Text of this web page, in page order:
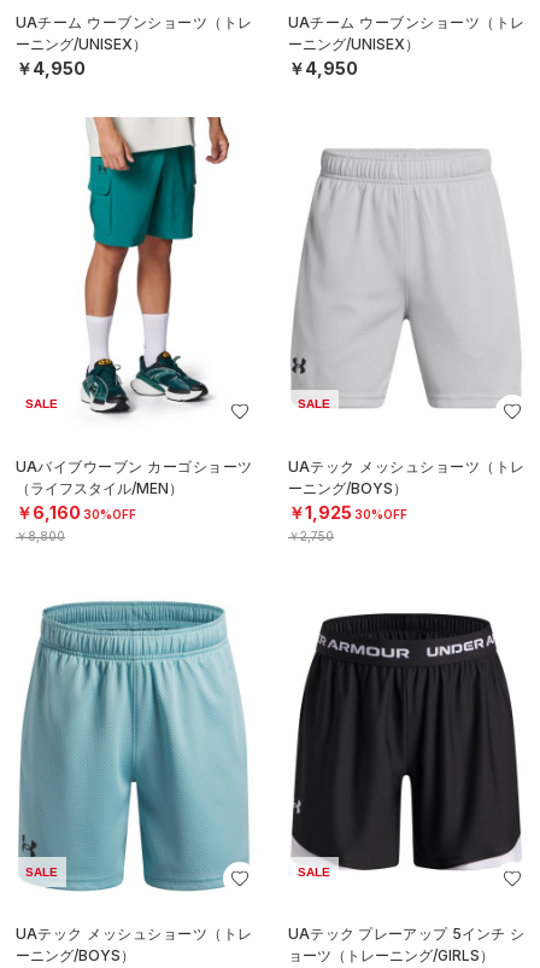
UAチーム ウーブンショーツ（トレ
ーニング/UNISEX）
￥4,950
UAチーム ウーブンショーツ（トレ
ーニング/UNISEX）
￥4,950
SALE
UAバイブウーブン カーゴショーツ
（ライフスタイル/MEN）
￥6,160 30%OFF
￥8,800
SALE
UAテック メッシュショーツ（トレ
ーニング/BOYS）
￥1,925 30%OFF
￥2,750
SALE
UAテック メッシュショーツ（トレ
ーニング/BOYS）
SALE
UAテック プレーアップ 5インチ シ
ョーツ（トレーニング/GIRLS）